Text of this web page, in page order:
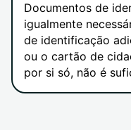
Documentos de
igualmente
de identificação
ou o cartão de
por si só, não é